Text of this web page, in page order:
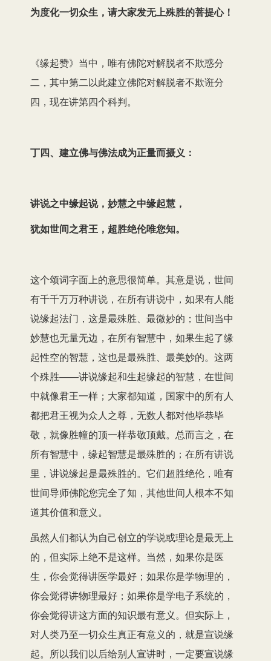
为度化一切众生，请大家发无上殊胜的菩提心！
《缘起赞》当中，唯有佛陀对解脱者不欺惑分
二，其中第二以此建立佛陀对解脱者不欺诳分
四，现在讲第四个科判。
丁四、建立佛与佛法成为正量而摄义：
讲说之中缘起说，妙慧之中缘起慧，
犹如世间之君王，超胜绝伦唯您知。
这个颂词字面上的意思很简单。其意是说，世间
有千千万万种讲说，在所有讲说中，如果有人能
说缘起法门，这是最殊胜、最微妙的；世间当中
妙慧也无量无边，在所有智慧中，如果生起了缘
起性空的智慧，这也是最殊胜、最美妙的。这两
个殊胜——讲说缘起和生起缘起的智慧，在世间
中就像君王一样；大家都知道，国家中的所有人
都把君王视为众人之尊，无数人都对他毕恭毕
敬，就像胜幢的顶一样恭敬顶戴。总而言之，在
所有智慧中，缘起智慧是最殊胜的；在所有讲说
里，讲说缘起是最殊胜的。它们超胜绝伦，唯有
世间导师佛陀您完全了知，其他世间人根本不知
道其价值和意义。
虽然人们都认为自己创立的学说或理论是最无上
的，但实际上绝不是这样。当然，如果你是医
生，你会觉得讲医学最好；如果你是学物理的，
你会觉得讲物理最好；如果你是学电子系统的，
你会觉得讲这方面的知识最有意义。但实际上，
对人类乃至一切众生真正有意义的，就是宣说缘
起。所以我们以后给别人宣讲时，一定要宣说缘